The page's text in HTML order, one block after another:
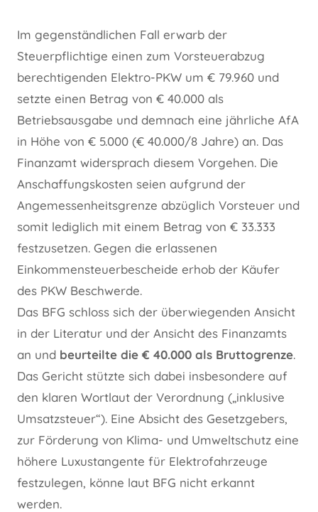
Im gegenständlichen Fall erwarb der
Steuerpflichtige einen zum Vorsteuerabzug
berechtigenden Elektro-PKW um € 79.960 und
setzte einen Betrag von € 40.000 als
Betriebsausgabe und demnach eine jährliche AfA
in Höhe von € 5.000 (€ 40.000/8 Jahre) an. Das
Finanzamt widersprach diesem Vorgehen. Die
Anschaffungskosten seien aufgrund der
Angemessenheitsgrenze abzüglich Vorsteuer und
somit lediglich mit einem Betrag von € 33.333
festzusetzen. Gegen die erlassenen
Einkommensteuerbescheide erhob der Käufer
des PKW Beschwerde.
Das BFG schloss sich der überwiegenden Ansicht
in der Literatur und der Ansicht des Finanzamts
an und beurteilte die € 40.000 als Bruttogrenze.
Das Gericht stützte sich dabei insbesondere auf
den klaren Wortlaut der Verordnung („inklusive
Umsatzsteuer“). Eine Absicht des Gesetzgebers,
zur Förderung von Klima- und Umweltschutz eine
höhere Luxustangente für Elektrofahrzeuge
festzulegen, könne laut BFG nicht erkannt
werden.